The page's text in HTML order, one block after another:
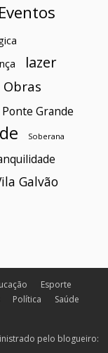
Eventos
lazer
Obras
Ponte Grande
Soberana
Galvão
Esporte
Política
Saúde
pelo blogueiro: